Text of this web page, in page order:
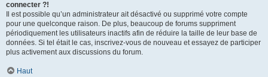
connecter ?!
Il est possible qu’un administrateur ait désactivé ou supprimé votre compte
pour une quelconque raison. De plus, beaucoup de forums suppriment
périodiquement les utilisateurs inactifs afin de réduire la taille de leur base de
données. Si tel était le cas, inscrivez-vous de nouveau et essayez de participer
plus activement aux discussions du forum.
Haut